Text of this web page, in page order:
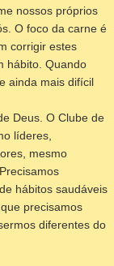
nossos próprios
O foco da carne é
corrigir estes
hábito. Quando
ainda mais difícil
Deus. O Clube de
líderes,
mesmo
hábitos saudáveis
precisamos
diferentes do